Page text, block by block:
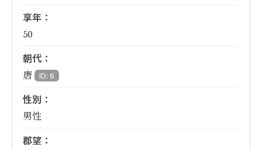
享年：
50
朝代：
唐 ID: 6
性別：
男性
郡望：